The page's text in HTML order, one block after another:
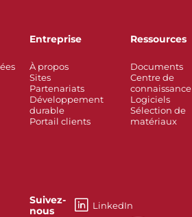
Entreprise
À propos
Sites
Partenariats
Développement
durable
Portail clients
Suivez-
nous
LinkedIn
Ressources
Documents
Centre de
connaissance
Logiciels
Sélection de
matériaux